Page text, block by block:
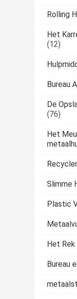
Rolling
Het
(12)
Bureau
De
(76)
Het
Slimme
Plastic
Het
Bureau